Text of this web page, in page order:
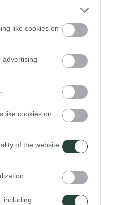
like cookies on
advertising
like cookies on
of the website
including
lleno de ciudades modernistas pero
en un sólo viaje, pero como dicen
montañas coronadas de
de este país.
climáticas, además lo cruzan ríos
paisajes chinos.
y aluminio,… La arquitectura más
Prohibida y recorreremos iconos